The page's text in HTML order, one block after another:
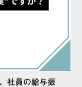
社員の給与振